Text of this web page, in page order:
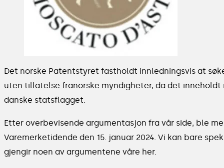
Det norske Patentstyret fastholdt innledningsvis at
uten tillatelse franorske myndigheter, da det
danske statsflagget.
Etter overbevisende argumentasjon fra vår side, ble
Varemerketidende den 15. januar 2024. Vi kan bare
gjengir noen av argumentene våre her.